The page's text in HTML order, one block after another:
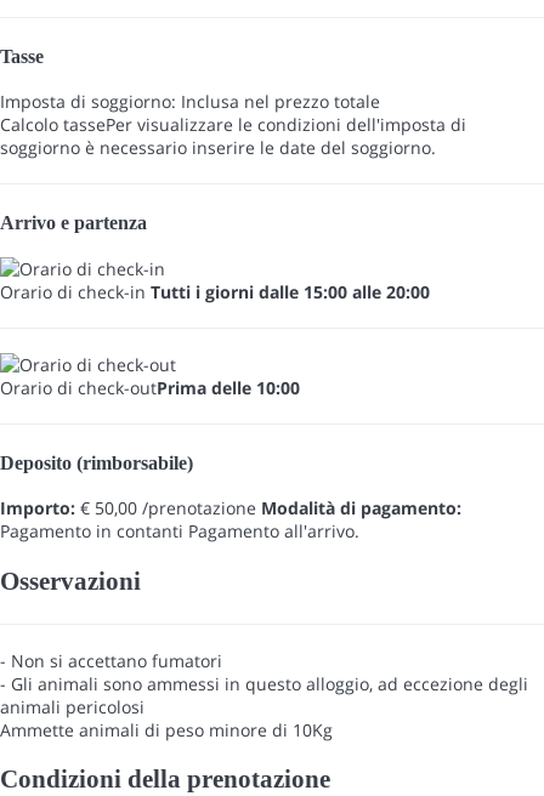
Tasse
Imposta di soggiorno: Inclusa nel prezzo totale
Calcolo tassePer visualizzare le condizioni dell'imposta di
soggiorno è necessario inserire le date del soggiorno.
Arrivo e partenza
Orario di check-in Tutti i giorni dalle 15:00 alle 20:00
Orario di check-outPrima delle 10:00
Deposito (rimborsabile)
Importo: € 50,00 /prenotazione Modalità di pagamento:
Pagamento in contanti Pagamento all'arrivo.
Osservazioni
- Non si accettano fumatori
- Gli animali sono ammessi in questo alloggio, ad eccezione degli
animali pericolosi
Ammette animali di peso minore di 10Kg
Condizioni della prenotazione